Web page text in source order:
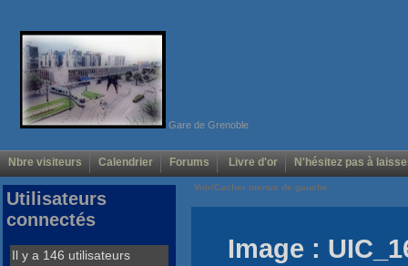
Gare de Grenoble
Nbre visiteurs Calendrier Forums Livre d'or N'hésitez pas à
Voir/Cacher menus de gauche
Image :
Utilisateurs
connectés
Il y a 146 utilisateurs